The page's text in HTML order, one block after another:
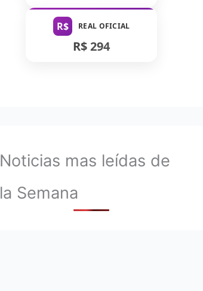
R$ REAL OFICIAL
R$ 294
Noticias mas leídas de
la Semana